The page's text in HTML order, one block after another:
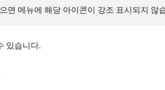
면 메뉴에 해당 아이콘이 강조 표시되지 않
있습니다.